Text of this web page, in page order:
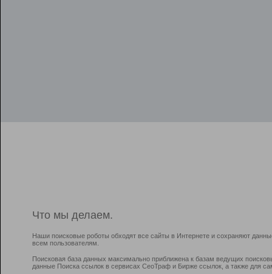
Что мы делаем.
Наши поисковые роботы обходят все сайты в Интернете и сохраняют
всем пользователям.
Поисковая база данных максимально приближена к базам ведущих
данные Поиска ссылок в сервисах СеоТраф и Бирже ссылок, а также для